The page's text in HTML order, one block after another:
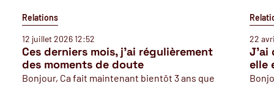
Relations
12 juillet 2026 12:52
Ces derniers mois, j’ai régulièrement
des moments de doute
Bonjour, Ca fait maintenant bientôt 3 ans que
22
J'ai
elle